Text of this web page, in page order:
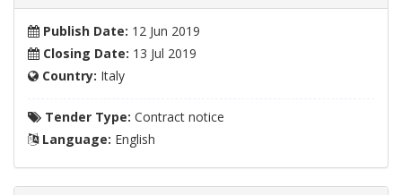
Publish Date: 12 Jun 2019
Closing Date: 13 Jul 2019
Country: Italy
Tender Type: Contract notice
Language: English